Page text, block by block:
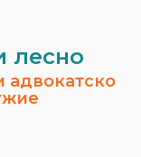
лесно
адвокатско